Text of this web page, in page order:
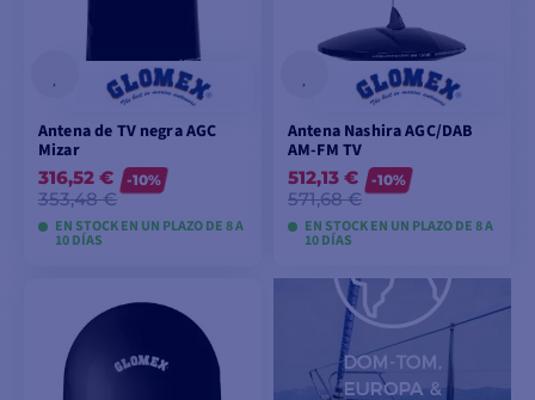
Antena de TV negra AGC
Mizar
316,52 €
353,48 €
-10%
EN STOCK EN UN PLAZO DE 8 A
10 DÍAS
VER MODELOS
Antena Nashira AGC/DAB
AM-FM TV
512,13 €
571,68 €
-10%
EN STOCK EN UN PLAZO DE 8 A
10 DÍAS
VER MODELOS